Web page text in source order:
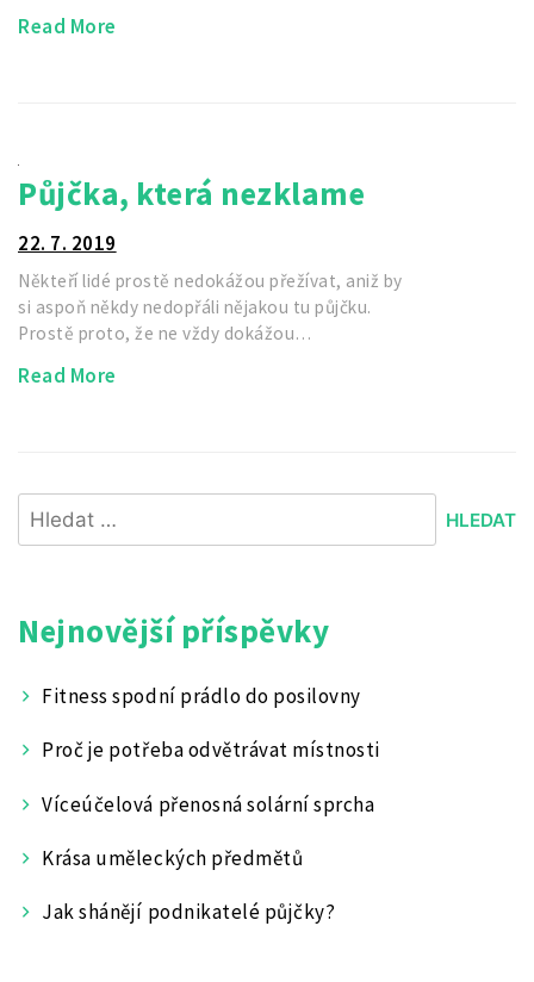
Read More
Půjčka, která nezklame
22. 7. 2019
Někteří lidé prostě nedokážou přežívat, aniž by
si aspoň někdy nedopřáli nějakou tu půjčku.
Prostě proto, že ne vždy dokážou…
Read More
Vyhledávání
Nejnovější příspěvky
Fitness spodní prádlo do posilovny
Proč je potřeba odvětrávat místnosti
Víceúčelová přenosná solární sprcha
Krása uměleckých předmětů
Jak shánějí podnikatelé půjčky?